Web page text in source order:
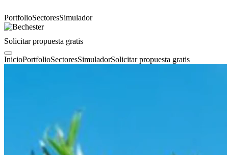
PortfolioSectoresSimulador
Solicitar propuesta gratis
InicioPortfolioSectoresSimuladorSolicitar propuesta gratis